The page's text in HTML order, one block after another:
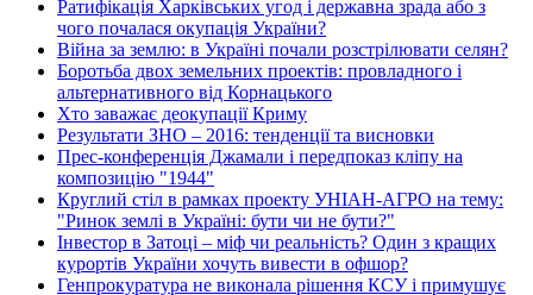
Ратифікація Харківських угод і державна зрада або з
чого почалася окупація України?
Війна за землю: в Україні почали розстрілювати селян?
Боротьба двох земельних проектів: провладного і
альтернативного від Корнацького
Хто заважає деокупації Криму
Результати ЗНО – 2016: тенденції та висновки
Прес-конференція Джамали і передпоказ кліпу на
композицію "1944"
Круглий стіл в рамках проекту УНІАН-АГРО на тему:
"Ринок землі в Україні: бути чи не бути?"
Інвестор в Затоці – міф чи реальність? Один з кращих
курортів України хочуть вивести в офшор?
Генпрокуратура не виконала рішення КСУ і примушує